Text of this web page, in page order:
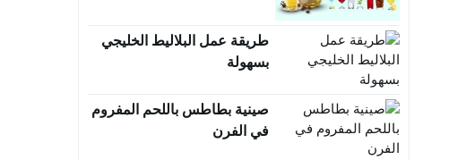
طريقة عمل البلاليط الخليجي
بسهولة
صينية بطاطس باللحم المفروم
في الفرن